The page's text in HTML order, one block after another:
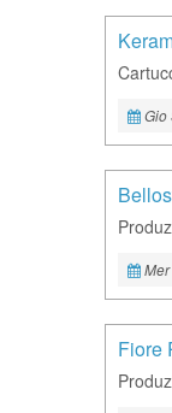
Gio
Fiore